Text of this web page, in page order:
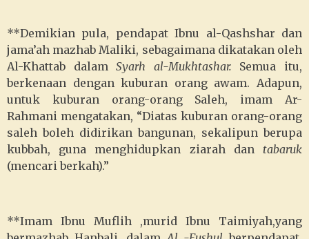
**Demikian pula, pendapat Ibnu al-Qashshar dan
jama’ah mazhab Maliki, sebagaimana dikatakan oleh
Al-Khattab dalamSyarh al-Mukhtashar. Semua itu,
berkenaan dengan kuburan orang awam. Adapun,
untuk kuburan orang-orang Saleh, imam Ar-
Rahmani mengatakan, “Diatas kuburan orang-orang
saleh boleh didirikan bangunan, sekalipun berupa
kubbah, guna menghidupkan ziarah dan tabaruk
(mencari berkah).”
**Imam Ibnu Muflih ,murid Ibnu Taimiyah,yang